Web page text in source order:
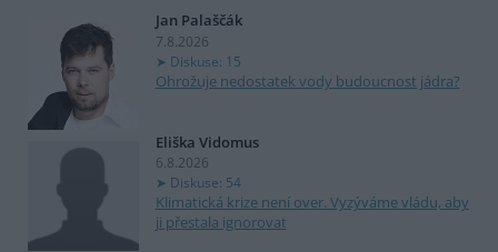
Jan Palaščák
7.8.2026
Diskuse: 15
Ohrožuje nedostatek vody budoucnost jádra?
Eliška Vidomus
6.8.2026
Diskuse: 54
Klimatická krize není over. Vyzýváme vládu, aby
ji přestala ignorovat